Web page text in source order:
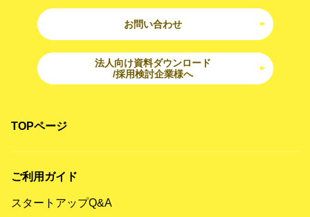
お問い合わせ
法人向け資料ダウンロード
/採用検討企業様へ
TOPページ
ご利用ガイド
スタートアップQ&A